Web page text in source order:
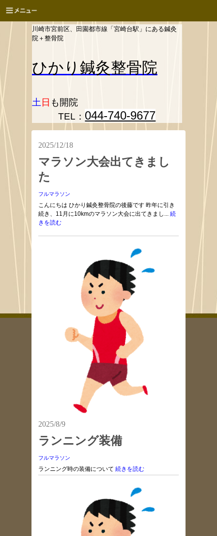
川崎市宮前区、田園都市線「宮崎台駅」にある鍼灸
院＋整骨院
ひかり 鍼灸整骨院
土 日 も開院
TEL： 044-740-9677
2025/12/18
マラソン大会出てきまし
た
フルマラソン
こんにちは ひかり鍼灸整骨院の後藤です 昨年に引き
続き、11月に10kmのマラソン大会に出てきまし... 続
きを読む
2025/8/9
ランニング装備
フルマラソン
ランニング時の装備について 続きを読む